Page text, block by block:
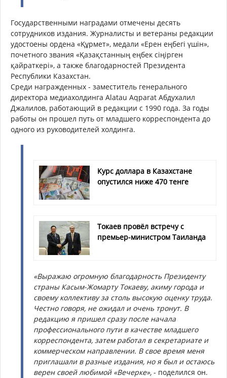
Государственными наградами отмечены десять
сотрудников издания. Журналисты и ветераны редакции
удостоены ордена «Құрмет», медали «Ерен еңбегі үшін»,
почетного звания «Қазақстанның еңбек сіңірген
қайраткері», а также благодарностей Президента
Республики Казахстан.
Среди награжденных - заместитель генерального
директора медиахолдинга Alatau Aqparat Абдухалил
Джалилов, работающий в редакции с 1990 года. За годы
работы он прошел путь от младшего корреспондента до
одного из руководителей холдинга.
Курс доллара в Казахстане
опустился ниже 470 тенге
Токаев провёл встречу с
премьер-министром Таиланда
«Выражаю огромную благодарность Президенту
страны Касым-Жомарту Токаеву, акиму города и
своему коллективу за столь высокую оценку труда.
Честно говоря, не ожидал и очень тронут. В
редакцию я пришел сразу после начала
профессионального пути в качестве младшего
корреспондента, затем работал в секретариате и
коммерческом направлении. В свое время меня
приглашали в разные издания, но я был и остаюсь
верен своей любимой «Вечерке», - поделился он.